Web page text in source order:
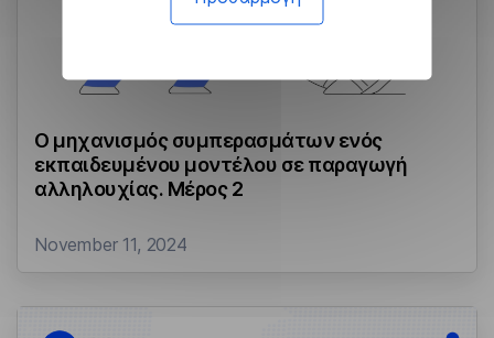
Ο μηχανισμός συμπερασμάτων ενός
εκπαιδευμένου μοντέλου σε παραγωγή
αλληλουχίας. Μέρος 2
November 11, 2024